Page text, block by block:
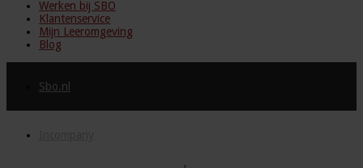
Werken bij SBO
Klantenservice
Mijn Leeromgeving
Blog
Sbo.nl